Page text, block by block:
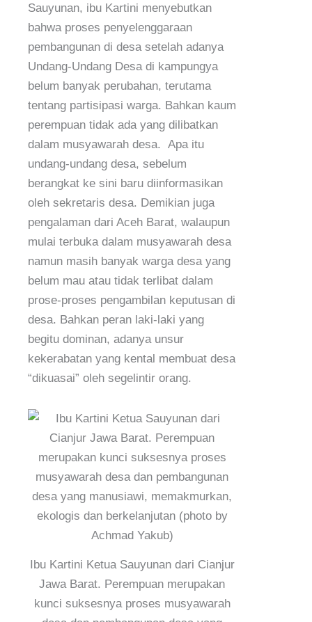
Sauyunan, ibu Kartini menyebutkan
bahwa proses penyelenggaraan
pembangunan di desa setelah adanya
Undang-Undang Desa di kampungya
belum banyak perubahan, terutama
tentang partisipasi warga. Bahkan kaum
perempuan tidak ada yang dilibatkan
dalam musyawarah desa. Apa itu
undang-undang desa, sebelum
berangkat ke sini baru diinformasikan
oleh sekretaris desa. Demikian juga
pengalaman dari Aceh Barat, walaupun
mulai terbuka dalam musyawarah desa
namun masih banyak warga desa yang
belum mau atau tidak terlibat dalam
prose-proses pengambilan keputusan di
desa. Bahkan peran laki-laki yang
begitu dominan, adanya unsur
kekerabatan yang kental membuat desa
“dikuasai” oleh segelintir orang.
Ibu Kartini Ketua Sauyunan dari Cianjur
Jawa Barat. Perempuan merupakan
kunci suksesnya proses musyawarah